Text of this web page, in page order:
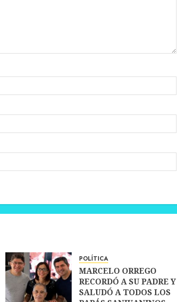
POLÍTICA
MARCELO ORREGO
RECORDÓ A SU PADRE Y
SALUDÓ A TODOS LOS